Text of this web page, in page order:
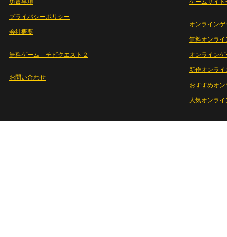
免責事項
プライバシーポリシー
会社概要
無料ゲーム チビクエスト２
お問い合わせ
ゲームサイト
オンラインゲ
無料オンライ
オンライン
新作オンライ
おすすめオ
人気オンラ